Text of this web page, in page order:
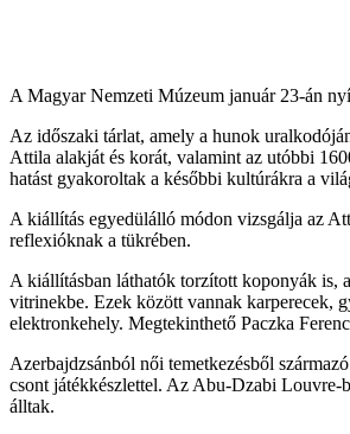
A Magyar Nemzeti Múzeum január 23-án
Az időszaki tárlat, amely a hunok
Attila alakját és korát, valamint az utóbbi
hatást gyakoroltak a későbbi kultúrákra a
A kiállítás egyedülálló módon vizsgálja az
reflexióknak a tükrében.
A kiállításban láthatók torzított koponyák is,
vitrinekbe. Ezek között vannak karperecek,
elektronkehely. Megtekinthető Paczka
Azerbajdzsánból női temetkezésből
csont játékkészlettel. Az Abu-Dzabi Louvre-
álltak.